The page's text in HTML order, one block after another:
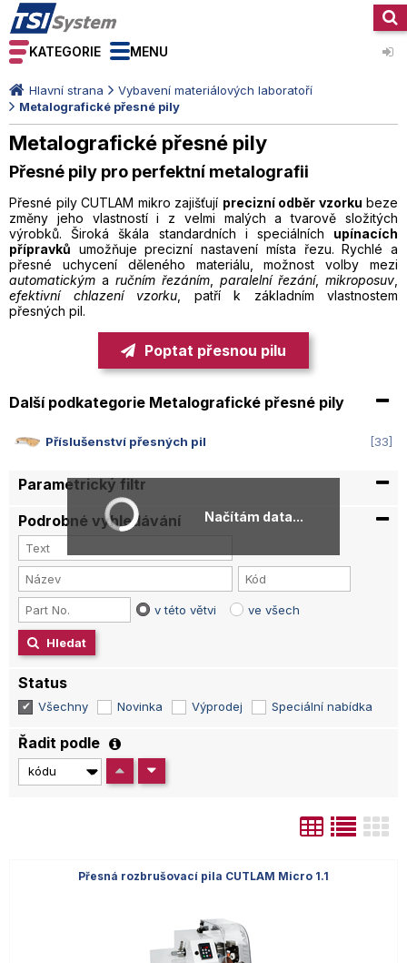
KATEGORIE MENU
Hlavní strana
Vybavení materiálových laboratoří
Metalografické přesné pily
Metalografické přesné pily
Přesné pily pro perfektní metalografii
Přesné pily CUTLAM mikro zajišťují precizní odběr vzorku beze
změny jeho vlastností i z velmi malých a tvarově složitých
výrobků. Široká škála standardních i speciálních upínacích
přípravků umožňuje precizní nastavení místa řezu. Rychlé a
přesné uchycení děleného materiálu, možnost volby mezi
automatickým a ručním řezáním paralelní řezání, mikroposuv
efektivní chlazení vzorku , patří k základním vlastnostem
přesných pil.
Poptat přesnou pilu
Další podkategorie Metalografické přesné pily
Příslušenství přesných pil 33
Parametrický filtr
Podrobné vyhledávání
v této větvi ve všech
Hledat
Status
Všechny Novinka Výprodej Speciální nabídka
Řadit podle
Přesná rozbrušovací pila CUTLAM Micro 1.1
Načítám data...